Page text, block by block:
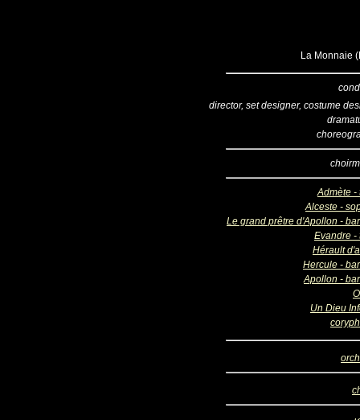
La Monnaie
director, set designer, costume
Admète -
Alceste -
Le grand prêtre d'Apollon -
Evandre -
Hérault
Hercule -
Apollon -
Un Dieu